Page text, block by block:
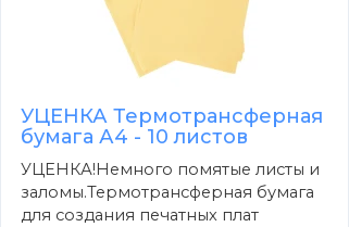
УЦЕНКА Термотрансферная
бумага А4 - 10 листов
УЦЕНКА!Немного помятые листы и
заломы.Термотрансферная бумага
для создания печатных плат